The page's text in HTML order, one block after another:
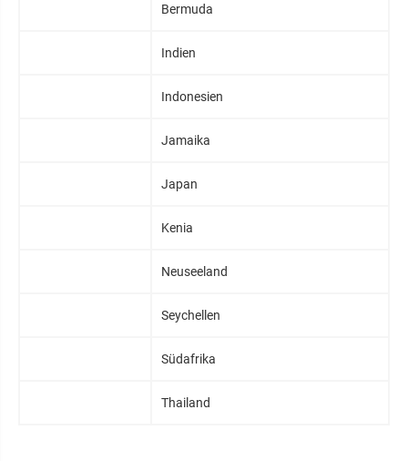
Bermuda
Indien
Indonesien
Jamaika
Japan
Kenia
Neuseeland
Seychellen
Südafrika
Thailand